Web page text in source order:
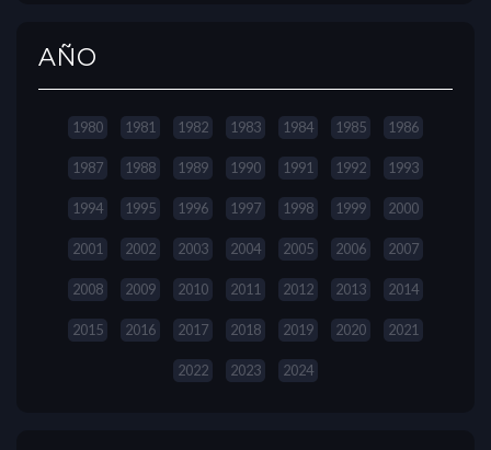
AÑO
1980 1981 1982 1983 1984 1985 1986
1987 1988 1989 1990 1991 1992 1993
1994 1995 1996 1997 1998 1999 2000
2001 2002 2003 2004 2005 2006 2007
2008 2009 2010 2011 2012 2013 2014
2015 2016 2017 2018 2019 2020 2021
2022 2023 2024